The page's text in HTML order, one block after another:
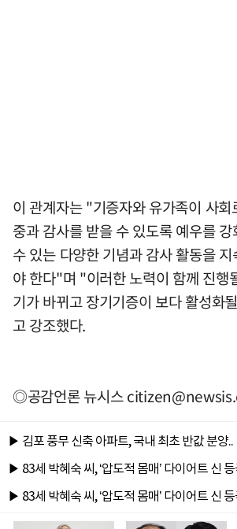
이 관계자는 "기증자와 유가족이 사
중과 감사를 받을 수 있도록 예우를
수 있는 다양한 기념과 감사 활동을
야 한다"며 "이러한 노력이 함께 진행
기가 바뀌고 장기기증이 보다 활성화
고 강조했다.
◎공감언론 뉴시스